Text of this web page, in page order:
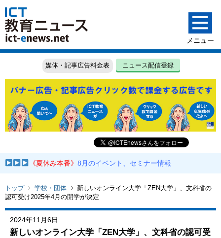
媒体・記事広告料金表 ニュース配信登録
《夏休み本番》8月のイベント、セミナー情報
トップ 学校・団体
新しいオンライン大学「ZEN大学」、文科省の
認可受け2025年4月の開学が決定
2024年11月6日
新しいオンライン大学「ZEN大学」、文科省の認可受